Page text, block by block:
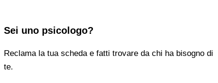
Sei uno psicologo?
Reclama la tua scheda e fatti trovare da chi ha bisogno di
te.